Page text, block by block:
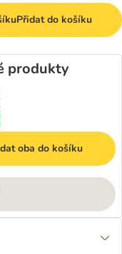
Přidat do košíku
produkty
oba do košíku